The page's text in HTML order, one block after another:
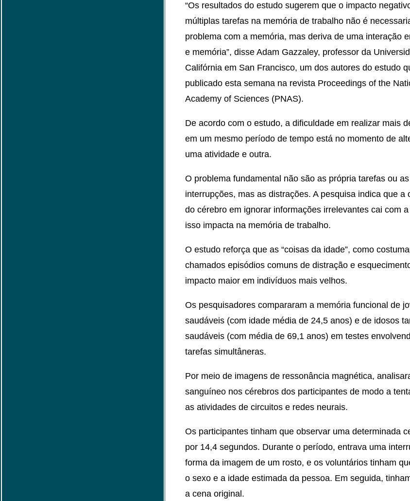
“Os resultados do estudo sugerem que o impacto
múltiplas tarefas na memória de trabalho não é
problema com a memória, mas deriva de uma interação
e memória”, disse Adam Gazzaley, professor da
Califórnia em San Francisco, um dos autores do estudo
publicado esta semana na revista Proceedings of the
Academy of Sciences (PNAS).
De acordo com o estudo, a dificuldade em realizar mais
em um mesmo período de tempo está no momento de
uma atividade e outra.
O problema fundamental não são as própria tarefas ou as
interrupções, mas as distrações. A pesquisa indica que a
do cérebro em ignorar informações irrelevantes cai com
isso impacta na memória de trabalho.
O estudo reforça que as “coisas da idade”, como
chamados episódios comuns de distração e
impacto maior em indivíduos mais velhos.
Os pesquisadores compararam a memória funcional de
saudáveis (com idade média de 24,5 anos) e de idosos
saudáveis (com média de 69,1 anos) em testes
tarefas simultâneras.
Por meio de imagens de ressonância magnética,
sanguíneo nos cérebros dos participantes de modo a
as atividades de circuitos e redes neurais.
Os participantes tinham que observar uma determinada
por 14,4 segundos. Durante o período, entrava uma
forma da imagem de um rosto, e os voluntários tinham
o sexo e a idade estimada da pessoa. Em seguida,
a cena original.